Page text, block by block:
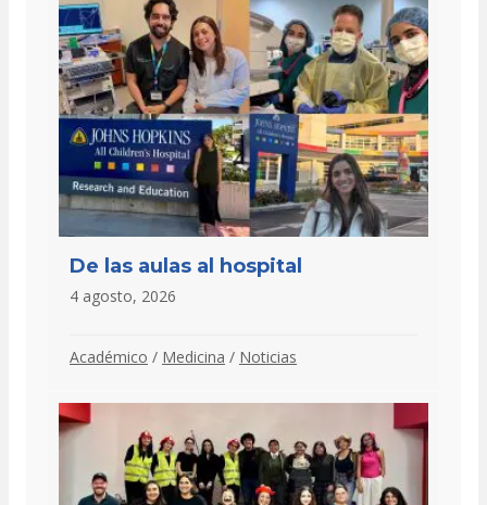
De las aulas al hospital
4 agosto, 2026
Académico / Medicina / Noticias